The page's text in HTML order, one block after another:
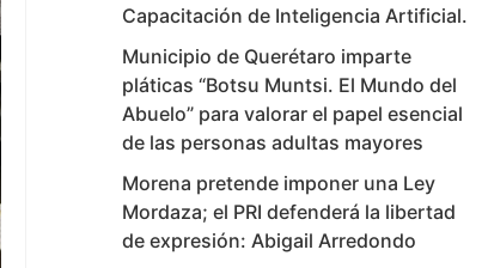
Capacitación de Inteligencia Artificial.
Municipio de Querétaro imparte
pláticas “Botsu Muntsi. El Mundo del
Abuelo” para valorar el papel esencial
de las personas adultas mayores
Morena pretende imponer una Ley
Mordaza; el PRI defenderá la libertad
de expresión: Abigail Arredondo